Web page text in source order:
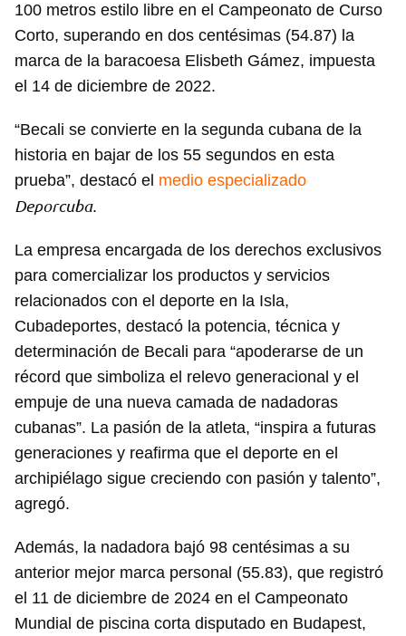
100 metros estilo libre en el Campeonato de Curso
Corto, superando en dos centésimas (54.87) la
marca de la baracoesa Elisbeth Gámez, impuesta
el 14 de diciembre de 2022.
“Becali se convierte en la segunda cubana de la
historia en bajar de los 55 segundos en esta
prueba”, destacó el medio especializado
Deporcuba.
La empresa encargada de los derechos exclusivos
para comercializar los productos y servicios
relacionados con el deporte en la Isla,
Cubadeportes, destacó la potencia, técnica y
determinación de Becali para “apoderarse de un
récord que simboliza el relevo generacional y el
empuje de una nueva camada de nadadoras
cubanas”. La pasión de la atleta, “inspira a futuras
generaciones y reafirma que el deporte en el
archipiélago sigue creciendo con pasión y talento”,
agregó.
Además, la nadadora bajó 98 centésimas a su
anterior mejor marca personal (55.83), que registró
el 11 de diciembre de 2024 en el Campeonato
Mundial de piscina corta disputado en Budapest,